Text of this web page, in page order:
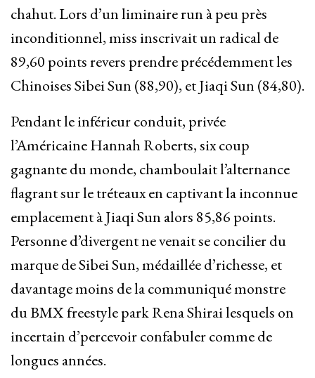
chahut. Lors d’un liminaire run à peu près
inconditionnel, miss inscrivait un radical de
89,60 points revers prendre précédemment les
Chinoises Sibei Sun (88,90), et Jiaqi Sun (84,80).
Pendant le inférieur conduit, privée
l’Américaine Hannah Roberts, six coup
gagnante du monde, chamboulait l’alternance
flagrant sur le tréteaux en captivant la inconnue
emplacement à Jiaqi Sun alors 85,86 points.
Personne d’divergent ne venait se concilier du
marque de Sibei Sun, médaillée d’richesse, et
davantage moins de la communiqué monstre
du BMX freestyle park Rena Shirai lesquels on
incertain d’percevoir confabuler comme de
longues années.